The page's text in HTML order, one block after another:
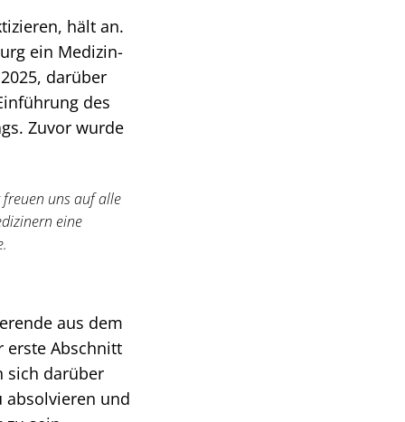
hält an.
ein Medizin-
darüber
des
Zuvor wurde
uns auf alle
eine
aus dem
erste Abschnitt
sich darüber
absolvieren und